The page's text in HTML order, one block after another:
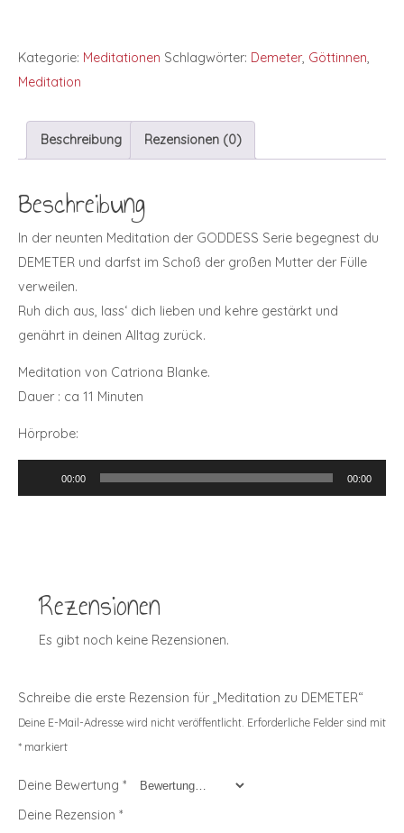
Kategorie: Meditationen Schlagwörter: Demeter, Göttinnen,
Meditation
Beschreibung Rezensionen (0)
Beschreibung
In der neunten Meditation der GODDESS Serie begegnest du
DEMETER und darfst im Schoß der großen Mutter der Fülle
verweilen.
Ruh dich aus, lass‘ dich lieben und kehre gestärkt und
genährt in deinen Alltag zurück.
Meditation von Catriona Blanke.
Dauer : ca 11 Minuten
Hörprobe:
Player
00:00 00:00
Rezensionen
Es gibt noch keine Rezensionen.
Schreibe die erste Rezension für „Meditation zu DEMETER“
Deine E-Mail-Adresse wird nicht veröffentlicht. Erforderliche Felder sind mit
* markiert
Deine Bewertung *
Deine Rezension *